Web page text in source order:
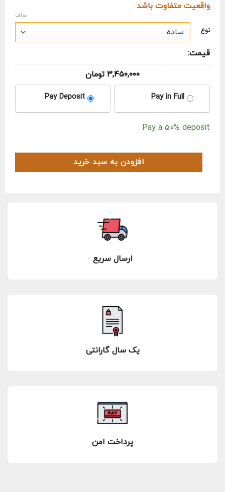
واقعیت متفاوت باشد
نوع
صاف
قیمت:
۳,۴۵۰,۰۰۰ تومان
CHOOSE
YOUR
PAYMENT
OPTION
Pay Deposit Pay in Full
Pay a50%deposit
افزودن به سبد خرید
ارسال سریع
یک سال گارانتی
پرداخت امن